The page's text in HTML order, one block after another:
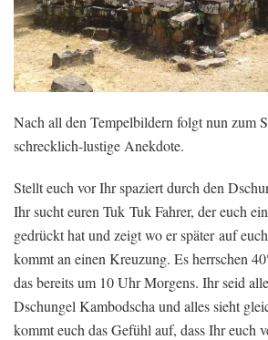
Nach all den Tempelbildern folgt nun zum
schrecklich-lustige Anekdote.
Stellt euch vor Ihr spaziert durch den
Ihr sucht euren Tuk Tuk Fahrer, der euch
gedrückt hat und zeigt wo er später auf
kommt an einen Kreuzung. Es herrschen
das bereits um 10 Uhr Morgens. Ihr seid
Dschungel Kambodscha und alles sieht
kommt euch das Gefühl auf, dass Ihr euch